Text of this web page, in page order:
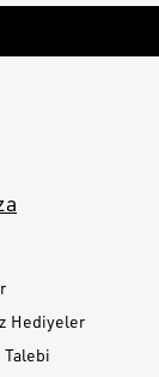
Hediyeler
Talebi